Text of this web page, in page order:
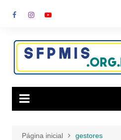
para
conteúdo
Página inicial gestores